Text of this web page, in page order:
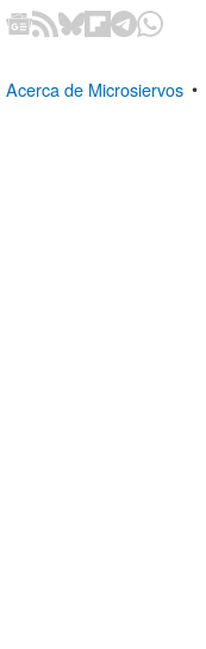
Acerca de Microsiervos •